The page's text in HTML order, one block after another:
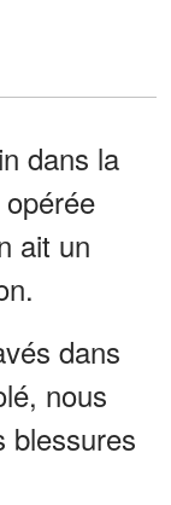
dans la
ait un
dans
nous
blessures